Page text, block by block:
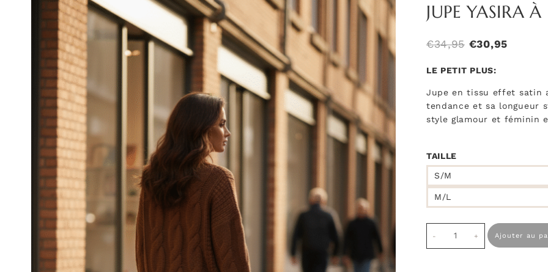
JUPE YASIRA
€34,95 Le
était :
€34,95.
€30,95Le
est :
LE PETIT PLUS:
Jupe en tissu effet satin
tendance et sa longueur
style glamour et féminin
TAILLE
S/M
M/L
Ajouter au